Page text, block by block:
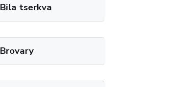
Bila tserkva
Brovary